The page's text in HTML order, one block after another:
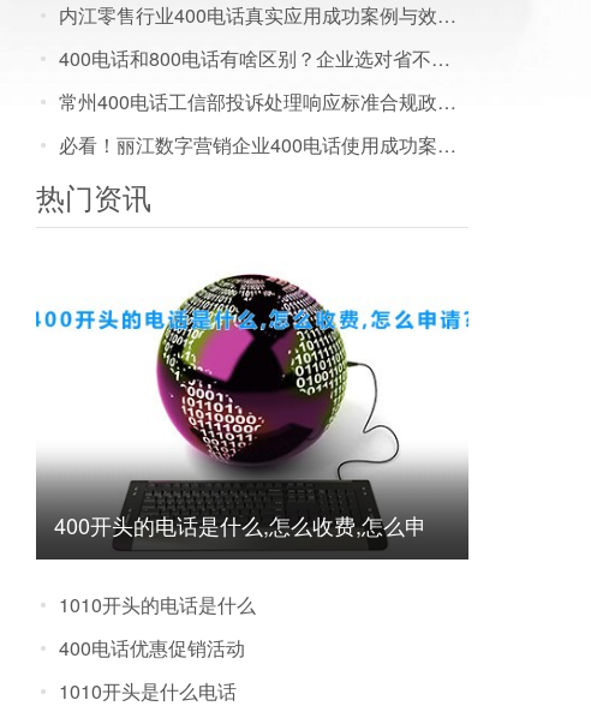
内江零售行业400电话真实应用成功案例与效果数据揭秘
400电话和800电话有啥区别？企业选对省不少钱
常州400电话工信部投诉处理响应标准合规政策一文读懂
必看！丽江数字营销企业400电话使用成功案例及效果分享
热门资讯
400开头的电话是什么,怎么收费,怎么申
请?
1010开头的电话是什么
400电话优惠促销活动
1010开头是什么电话